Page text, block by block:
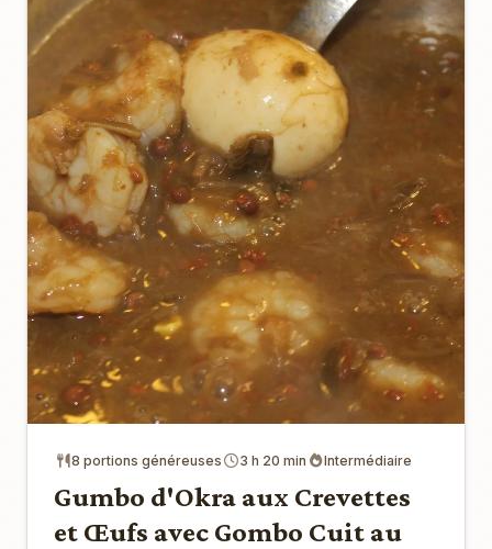
8 portions généreuses 3 h 20 min Intermédiaire
Gumbo d'Okra aux Crevettes
et Œufs avec Gombo Cuit au